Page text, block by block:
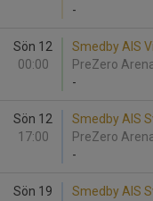
-
Sön 12
00:00
Smedby AIS
PreZero
-
Sön 12
17:00
Smedby AIS
PreZero
-
Sön 19
Smedby AIS